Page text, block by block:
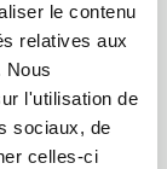
le contenu
relatives aux
Nous
l'utilisation de
sociaux, de
celles-ci